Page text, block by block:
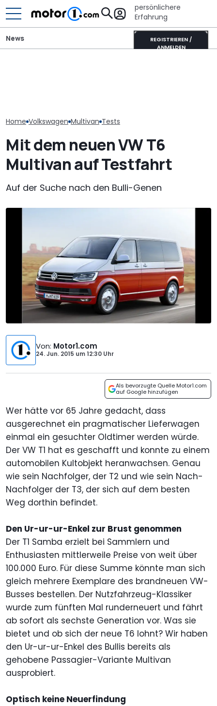
persönlichere
Erfahrung
REGISTRIEREN /
ANMELDEN
News
Home Volkswagen Multivan Tests
Mit dem neuen VW T6
Multivan auf Testfahrt
Auf der Suche nach den Bulli-Genen
Von: Motor1.com
24. Jun. 2015 um12:30 Uhr
Als bevorzugte Quelle Motor1.com
auf Google hinzufügen
Wer hätte vor 65 Jahre gedacht, dass
ausgerechnet ein pragmatischer Lieferwagen
einmal ein gesuchter Oldtimer werden würde.
Der VW T1 hat es geschafft und konnte zu einem
automobilen Kultobjekt heranwachsen. Genau
wie sein Nachfolger, der T2 und wie sein Nach-
Nachfolger der T3, der sich auf dem besten
Weg dorthin befindet.
Den Ur-ur-ur-Enkel zur Brust genommen
Der T1 Samba erzielt bei Sammlern und
Enthusiasten mittlerweile Preise von weit über
100.000 Euro. Für diese Summe könnte man sich
gleich mehrere Exemplare des brandneuen VW-
Busses bestellen. Der Nutzfahrzeug-Klassiker
wurde zum fünften Mal runderneuert und fährt
ab sofort als sechste Generation vor. Was sie
bietet und ob sich der neue T6 lohnt? Wir haben
den Ur-ur-ur-Enkel des Bullis bereits als
gehobene Passagier-Variante Multivan
ausprobiert.
Optisch keine Neuerfindung